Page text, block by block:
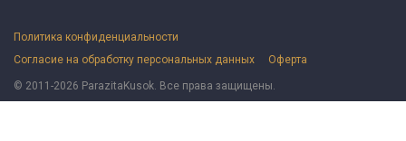
Политика конфиденциальности
Согласие на обработку персональных данных
Оферта
© 2011-2026 ParazitaKusok. Все права защищены.